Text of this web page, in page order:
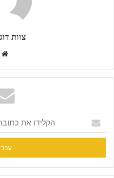
צוות
i
ל
ד
ו